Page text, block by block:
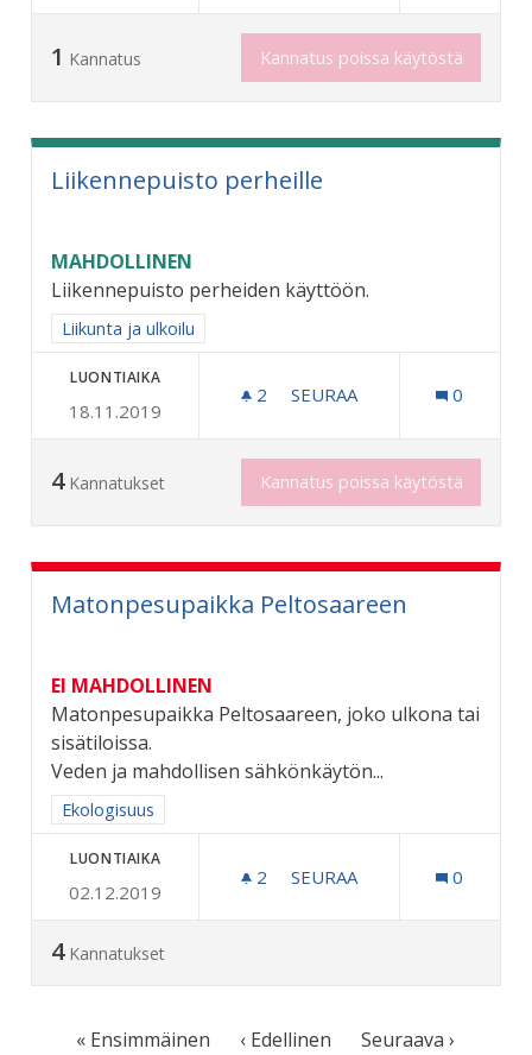
1 Kannatus Kannatus poissa käytöstä
Liikennepuisto perheille
MAHDOLLINEN
Liikennepuisto perheiden käyttöön.
Rajaa tulokset aihepiirin mukaan: Liikunta ja ulkoilu
Liikunta ja ulkoilu
LUONTIAIKA
18.11.2019
2 2 SEURAAJAA
SEURAA 0
4 Kannatukset Kannatus poissa käytöstä
Matonpesupaikka Peltosaareen
EI MAHDOLLINEN
Matonpesupaikka Peltosaareen, joko ulkona tai
sisätiloissa.
Veden ja mahdollisen sähkönkäytön...
Rajaa tulokset aihepiirin mukaan: Ekologisuus
Ekologisuus
LUONTIAIKA
02.12.2019
2 2 SEURAAJAA
SEURAA 0
4 Kannatukset
« Ensimmäinen ‹ Edellinen
Seuraava ›